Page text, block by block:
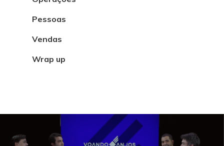
Pessoas
Vendas
Wrap up